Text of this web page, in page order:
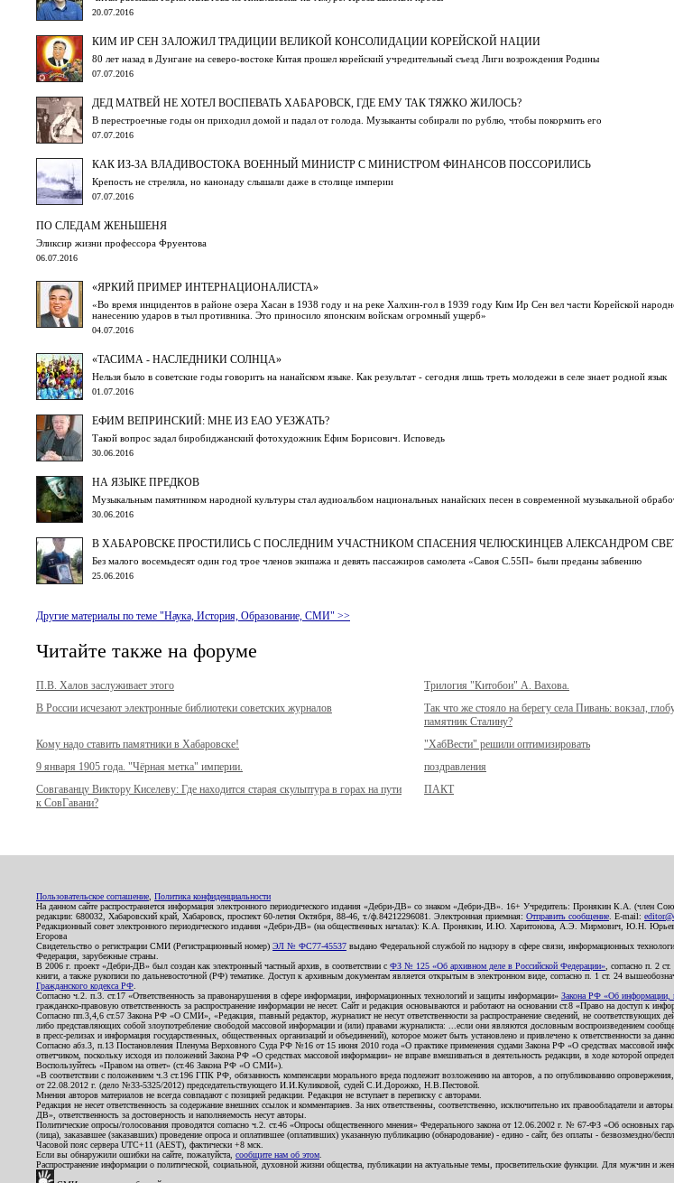
20.07.2016
КИМ ИР СЕН ЗАЛОЖИЛ ТРАДИЦИИ ВЕЛИКОЙ КОНСОЛИДАЦИИ КОРЕЙСКОЙ НАЦИИ
80 лет назад в Дунгане на северо-востоке Китая прошел корейский учредительный съезд Лиги возрождения Родины
07.07.2016
ДЕД МАТВЕЙ НЕ ХОТЕЛ ВОСПЕВАТЬ ХАБАРОВСК, ГДЕ ЕМУ ТАК ТЯЖКО ЖИЛОСЬ?
В перестроечные годы он приходил домой и падал от голода. Музыканты собирали по рублю, чтобы покормить его
07.07.2016
КАК ИЗ-ЗА ВЛАДИВОСТОКА ВОЕННЫЙ МИНИСТР С МИНИСТРОМ ФИНАНСОВ ПОССОРИЛИСЬ
Крепость не стреляла, но канонаду слышали даже в столице империи
07.07.2016
ПО СЛЕДАМ ЖЕНЬШЕНЯ
Эликсир жизни профессора Фруентова
06.07.2016
«ЯРКИЙ ПРИМЕР ИНТЕРНАЦИОНАЛИСТА»
«Во время инцидентов в районе озера Хасан в 1938 году и на реке Халхин-гол в 1939 году Ким Ир Сен вел части Корейской
нанесению ударов в тыл противника. Это приносило японским войскам огромный ущерб»
04.07.2016
«ТАСИМА - НАСЛЕДНИКИ СОЛНЦА»
Нельзя было в советские годы говорить на нанайском языке. Как результат - сегодня лишь треть молодежи в селе знает родной язык
01.07.2016
ЕФИМ ВЕПРИНСКИЙ: МНЕ ИЗ ЕАО УЕЗЖАТЬ?
Такой вопрос задал биробиджанский фотохудожник Ефим Борисович. Исповедь
30.06.2016
НА ЯЗЫКЕ ПРЕДКОВ
Музыкальным памятником народной культуры стал аудиоальбом национальных нанайских песен в современной музыкальной
30.06.2016
В ХАБАРОВСКЕ ПРОСТИЛИСЬ С ПОСЛЕДНИМ УЧАСТНИКОМ СПАСЕНИЯ ЧЕЛЮСКИНЦЕВ АЛЕКСАНДРОМ
Без малого восемьдесят один год трое членов экипажа и девять пассажиров самолета «Савоя С.55П» были преданы забвению
25.06.2016
Другие материалы по теме "Наука, История, Образование, СМИ" >>
Читайте также на форуме
П.В. Халов заслуживает этого
Трилогия "Китобои" А. Вахова.
В России исчезают электронные библиотеки советских журналов
Так что же стояло на берегу села Пивань: вокзал,
памятник Сталину?
Кому надо ставить памятники в Хабаровске!
"ХабВести" решили оптимизировать
9 января 1905 года. "Чёрная метка" империи.
поздравления
Совгаванцу Виктору Киселеву: Где находится старая скульптура в горах на пути
к СовГавани?
ПАКТ
Пользовательское соглашение Политика конфиденциальности
На данном сайте распространяется информация электронного периодического издания «Дебри-ДВ» со знаком «Дебри-ДВ». 16+ Учредитель: Пронякин К.А. (член
редакции: 680032, Хабаровский край, Хабаровск, проспект 60-летия Октября, 88-46, т./ф.84212296081. Электронная приемная: Отправить сообщение . E-mail:
Редакционный совет электронного периодического издания «Дебри-ДВ» (на общественных началах): К.А. Пронякин, И.Ю. Харитонова, А.Э. Мирмович,
Егорова
Свидетельство о регистрации СМИ (Регистрационный номер) ЭЛ № ФС77-45537 выдано Федеральной службой по надзору в сфере связи, информационных
Федерация, зарубежные страны.
В 2006 г. проект «Дебри-ДВ» был создан как электронный частный архив, в соответствии с ФЗ № 125 «Об архивном деле в Российской Федерации» , согласно п. 2
книги, а также рукописи по дальневосточной (РФ) тематике. Доступ к архивным документам является открытым в электронном виде, согласно п. 1 ст. 24
Гражданского кодекса РФ
Согласно ч.2. п.3. ст.17 «Ответственность за правонарушения в сфере информации, информационных технологий и защиты информации» Закона РФ «Об информации,
гражданско-правовую ответственность за распространение информации не несет. Сайт и редакция основываются и работают на основании ст.8 «Право на доступ к
Согласно пп.3,4,6 ст.57 Закона РФ «О СМИ», «Редакция, главный редактор, журналист не несут ответственности за распространение сведений, не
либо представляющих собой злоупотребление свободой массовой информации и (или) правами журналиста: ...если они являются дословным воспроизведением
в пресс-релизах и информация государственных, общественных организаций и объединений), которое может быть установлено и привлечено к ответственности за
Согласно абз.3, п.13 Постановления Пленума Верховного Суда РФ №16 от 15 июня 2010 года «О практике применения судами Закона РФ «О средствах массовой
ответчиком, поскольку исходя из положений Закона РФ «О средствах массовой информации» не вправе вмешиваться в деятельность редакции, в ходе которой
Воспользуйтесь «Правом на ответ» (ст.46 Закона РФ «О СМИ»).
«В соответствии с положением ч.3 ст.196 ГПК РФ, обязанность компенсации морального вреда подлежит возложению на авторов, а по опубликованию
от 22.08.2012 г. (дело №33-5325/2012) председательствующего И.И.Куликовой, судей С.И.Дорожко, Н.В.Пестовой.
Мнения авторов материалов не всегда совпадают с позицией редакции. Редакция не вступает в переписку с авторами.
Редакция не несет ответственность за содержание внешних ссылок и комментариев. За них ответственны, соответственно, исключительно их правообладатели и
ДВ», ответственность за достоверность и наполняемость несут авторы.
Политические опросы/голосования проводятся согласно ч.2. ст.46 «Опросы общественного мнения» Федерального закона от 12.06.2002 г. № 67-ФЗ «Об основных
(лица), заказавшее (заказавших) проведение опроса и оплатившее (оплативших) указанную публикацию (обнародование) - едино - сайт, без оплаты - безвозмездно/
Часовой пояс сервера UTC+11 (AEST), фактически +8 мск.
Если вы обнаружили ошибки на сайте, пожалуйста, сообщите нам об этом
Распространение информации о политической, социальной, духовной жизни общества, публикации на актуальные темы, просветительские функции. Для мужчин и